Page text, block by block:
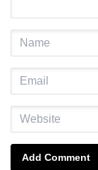
Add Comment